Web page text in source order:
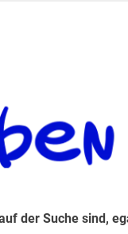
der Suche sind,